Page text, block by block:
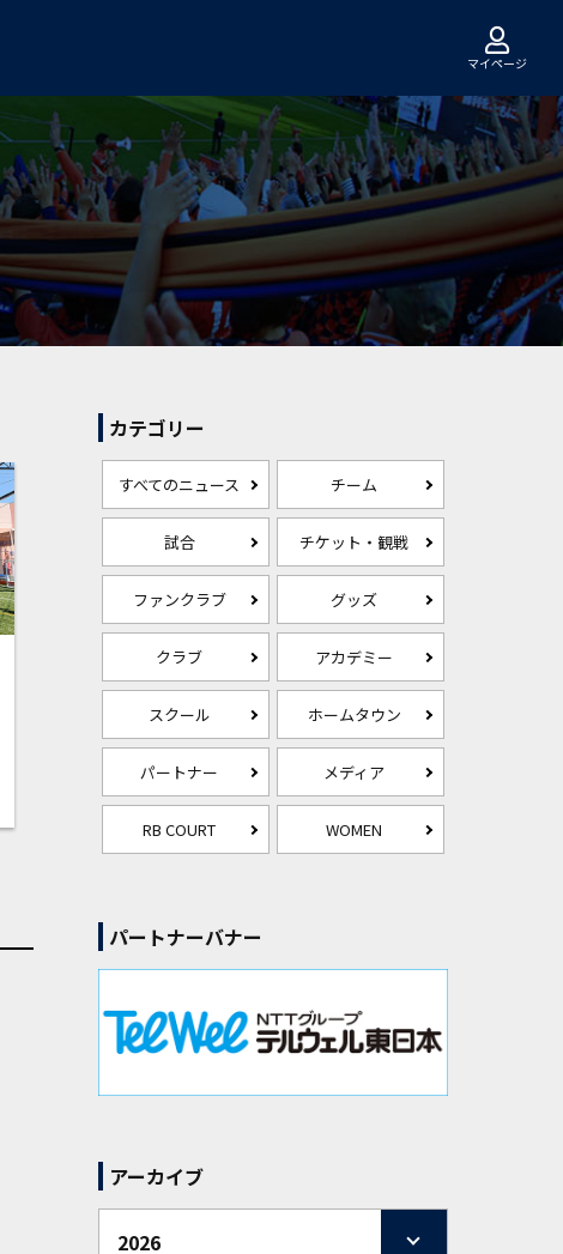
マイページ
カテゴリー
すべてのニュース チーム
試合 チケット・観戦
ファンクラブ グッズ
クラブ アカデミー
スクール ホームタウン
パートナー メディア
RB COURT WOMEN
パートナーバナー
アーカイブ
2026